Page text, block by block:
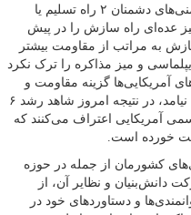
آیت‌الله رئیسی با بیان اینکه در برابر دشمنی‌های دشمنان ۲ راه تسلیم یا
عده‌ای راه سازش را در پیش
به مراتب از مقاومت بیشتر
و میز مذاکره را ترک نکرد
آمریکایی‌ها گزینه مقاومت و
ایستادگی را برگزید و از حقوق خود کوتاه نیامد، در نتیجه امروز شاهد رشد ۶
آمریکایی اعتراف می‌کنند که
خورده است.
کشورمان از جمله در حوزه
بیش از ۱۰ هزار شرکت دانش‌بنیان و نظایر آن، از
و دستاوردهای خود در